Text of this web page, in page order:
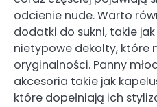
odcienie nude. Warto
dodatki do sukni, takie
nietypowe dekolty, które
oryginalności. Panny
akcesoria takie jak
które dopełniają ich